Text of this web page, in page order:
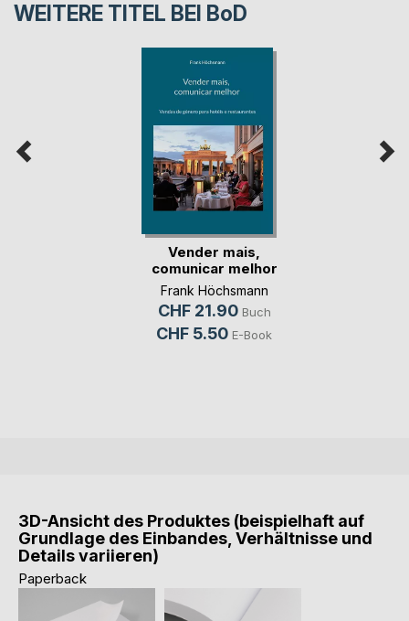
WEITERE TITEL BEI BoD
Vender mais,
comunicar melhor
Frank Höchsmann
CHF 21.90 Buch
CHF 5.50 E-Book
3D-Ansicht des Produktes (beispielhaft auf
Grundlage des Einbandes, Verhältnisse und
Details variieren)
Paperback